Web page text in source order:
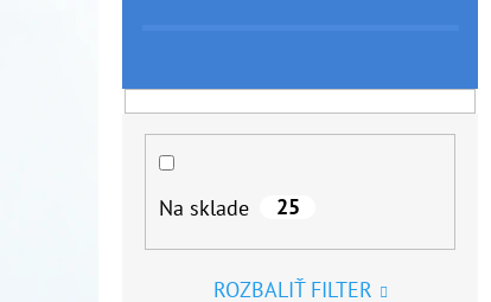
Na sklade 25
ROZBALIŤ FILTER